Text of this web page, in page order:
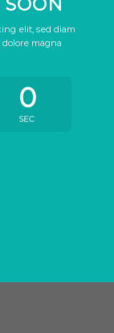
elit, sed diam
magna
0
SEC